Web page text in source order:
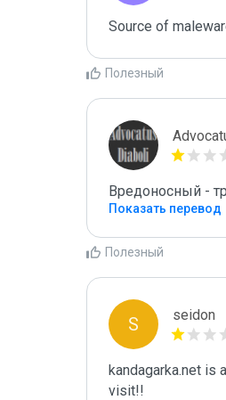
Source of
Полезный
Вредоносный -
Показать перевод
Полезный
S seidon
kandagarka.net is
visit!!